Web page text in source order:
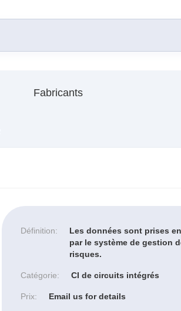
Fabricants
Définition:
Les données sont prises
par le système de gestion
risques.
Catégorie: CI de circuits intégrés
Prix: Email us for details